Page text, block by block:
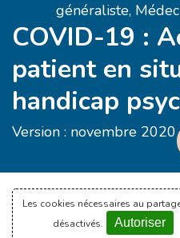
généraliste,
COVID-19 :
patient en
handicap
Version : novembre 2020
Les cookies nécessaires au
désactivés.
Autoriser